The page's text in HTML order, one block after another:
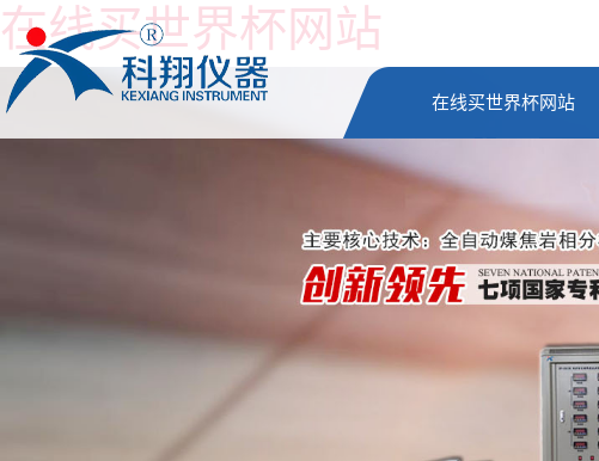
在线买世界杯网站
在线买世界杯网站